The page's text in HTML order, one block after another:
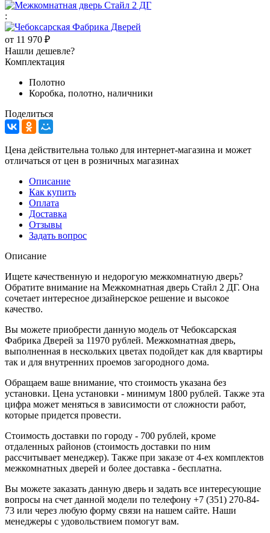
:
от 11 970 ₽
Нашли дешевле?
Комплектация
Полотно
Коробка, полотно, наличники
Поделиться
Цена действительна только для интернет-магазина и может
отличаться от цен в розничных магазинах
Описание
Как купить
Оплата
Доставка
Отзывы
Задать вопрос
Описание
Ищете качественную и недорогую межкомнатную дверь?
Обратите внимание на Межкомнатная дверь Стайл 2 ДГ. Она
сочетает интересное дизайнерское решение и высокое
качество.
Вы можете приобрести данную модель от Чебоксарская
Фабрика Дверей за 11970 рублей. Межкомнатная дверь,
выполненная в нескольких цветах подойдет как для квартиры
так и для внутренних проемов загородного дома.
Обращаем ваше внимание, что стоимость указана без
установки. Цена установки - минимум 1800 рублей. Также эта
цифра может меняться в зависимости от сложности работ,
которые придется провести.
Стоимость доставки по городу - 700 рублей, кроме
отдаленных районов (стоимость доставки по ним
рассчитывает менеджер). Также при заказе от 4-ех комплектов
межкомнатных дверей и более доставка - бесплатна.
Вы можете заказать данную дверь и задать все интересующие
вопросы на счет данной модели по телефону +7 (351) 270-84-
73 или через любую форму связи на нашем сайте. Наши
менеджеры с удовольствием помогут вам.